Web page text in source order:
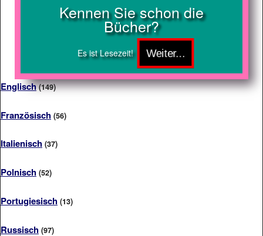
Kennen Sie schon die
Bücher?
Es ist Lesezeit!
Englisch (149)
Französisch (56)
Italienisch (37)
Polnisch (52)
Portugiesisch (13)
Russisch (97)